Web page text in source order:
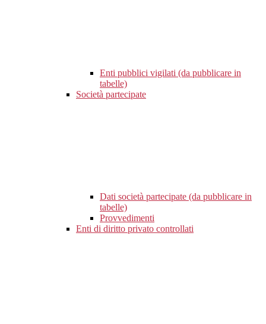
Enti pubblici vigilati (da pubblicare in
tabelle)
Società partecipate
Dati società partecipate (da pubblicare in
tabelle)
Provvedimenti
Enti di diritto privato controllati